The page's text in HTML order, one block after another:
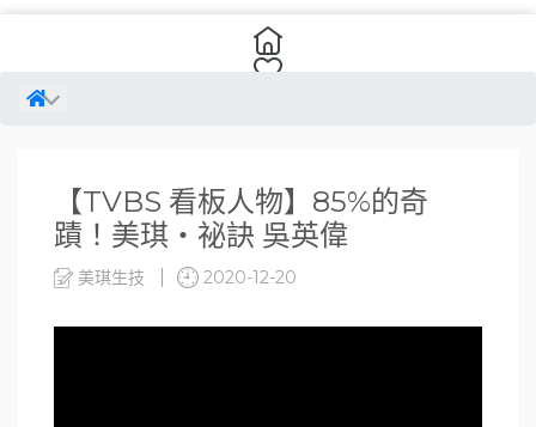
【TVBS 看板人物】85%的奇
蹟！美琪‧祕訣 吳英偉
美琪生技 2020-12-20